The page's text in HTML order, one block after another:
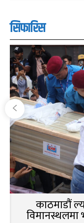
सिफारिस
काठमाडौं